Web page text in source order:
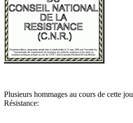
Plusieurs hommages au cours de cette
Résistance: